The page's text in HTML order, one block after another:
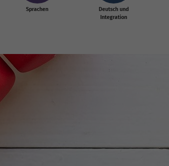
Sprachen
Deutsch und
Integration